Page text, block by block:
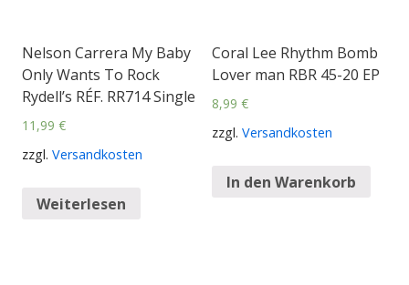
Nelson Carrera My Baby
Only Wants To Rock
Rydell’s RÉF. RR714 Single
11,99 €
zzgl. Versandkosten
Weiterlesen
Coral Lee Rhythm Bomb
Lover man RBR 45-20 EP
8,99 €
zzgl. Versandkosten
In den Warenkorb